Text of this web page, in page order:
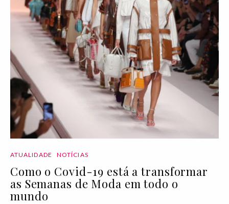
ATUALIDADE NOTÍCIAS
Como o Covid-19 está a transformar
as Semanas de Moda em todo o
mundo